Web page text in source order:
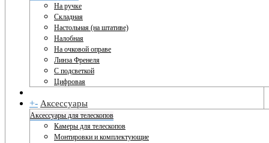
На ручке
Складная
Настольная (на штативе)
Налобная
На очковой оправе
Линза Френеля
С подсветкой
Цифровая
+- Аксессуары
Аксессуары для телескопов
Камеры для телескопов
Монтировки и комплектующие